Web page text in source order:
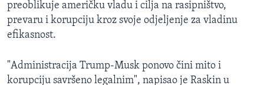
preoblikuje američku vladu i cilja na rasipništvo,
prevaru i korupciju kroz svoje odjeljenje za vladinu
efikasnost.
"Administracija Trump-Musk ponovo čini mito i
korupciju savršeno legalnim", napisao je Raskin u